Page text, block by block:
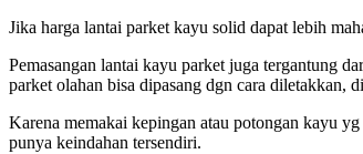
Jika harga lantai parket kayu solid dapat lebih
Pemasangan lantai kayu parket juga tergantung
parket olahan bisa dipasang dgn cara diletakkan,
Karena memakai kepingan atau potongan kayu
punya keindahan tersendiri.